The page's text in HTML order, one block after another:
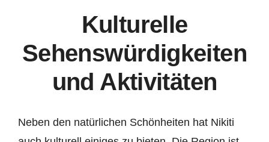
Kulturelle
Sehenswürdigkeiten
und Aktivitäten
Neben den natürlichen Schönheiten hat Nikiti